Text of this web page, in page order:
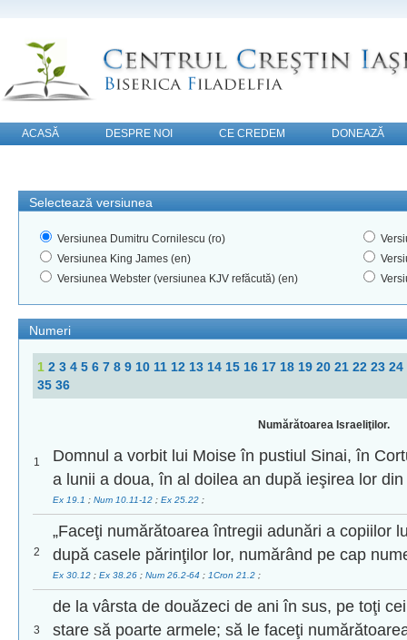
ACASĂ DESPRE NOI CE CREDEM
DONEAZĂ
Selectează versiunea
Versiunea Dumitru Cornilescu (ro)
Versiunea King James (en)
Versiunea Webster (versiunea KJV refăcută) (en)
Numeri
1 2 3 4 5 6 7 8 9 10 11 12 13 14 15 16 17 18 19 20 21 22 23 24
35 36
1
Numărătoarea Israeliţilor.
Domnul a vorbit lui Moise în pustiul Sinai, în
a lunii a doua, în al doilea an după ieşirea lor
Ex 19.1 ; Num 10.11-12 ; Ex 25.22 ;
2
„Faceţi numărătoarea întregii adunări a copiilor
după casele părinţilor lor, numărând pe cap
Ex 30.12 ; Ex 38.26 ; Num 26.2-64 ; 1Cron 21.2 ;
3
de la vârsta de douăzeci de ani în sus, pe toţi
stare să poarte armele; să le faceţi